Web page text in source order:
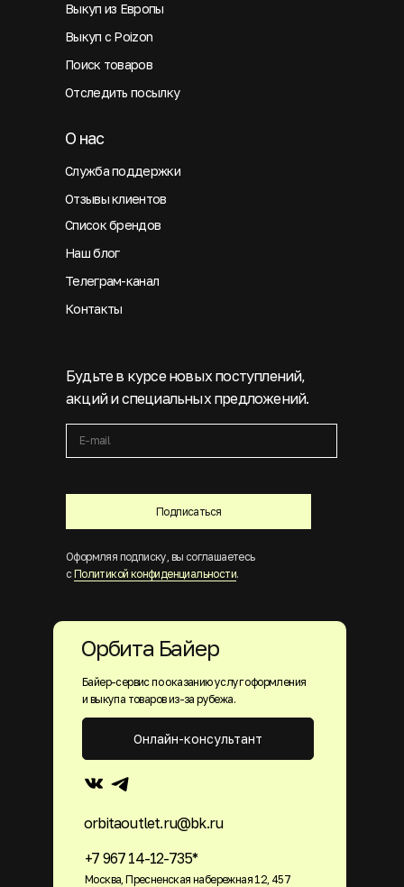
Подписаться
Будьте в курсе новых поступлений,
акций и специальных предложений.
Оформляя подписку, вы соглашаетесь
с Политикой конфиденциальности.
Выкуп из Европы
Выкуп с Poizon
Поиск товаров
Отследить посылку
Служба поддержки
О нас
Отзывы клиентов
Список брендов
Наш блог
Телеграм-канал
Контакты
Байер-сервис по оказанию услуг оформления
и выкупа товаров из-за рубежа.
+7 967 14-12-735*
Москва, Пресненская набережная 12, 457
orbitaoutlet.ru@bk.ru
Онлайн-консультант
Орбита Байер